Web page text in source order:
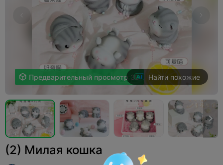
 Предварительный просмотр 3D Найти похожие

(2) Милая кошка